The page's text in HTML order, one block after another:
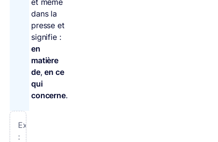
dans la
presse et
signifie :
en
matière
de,en ce
qui
concerne.
Exemples
: